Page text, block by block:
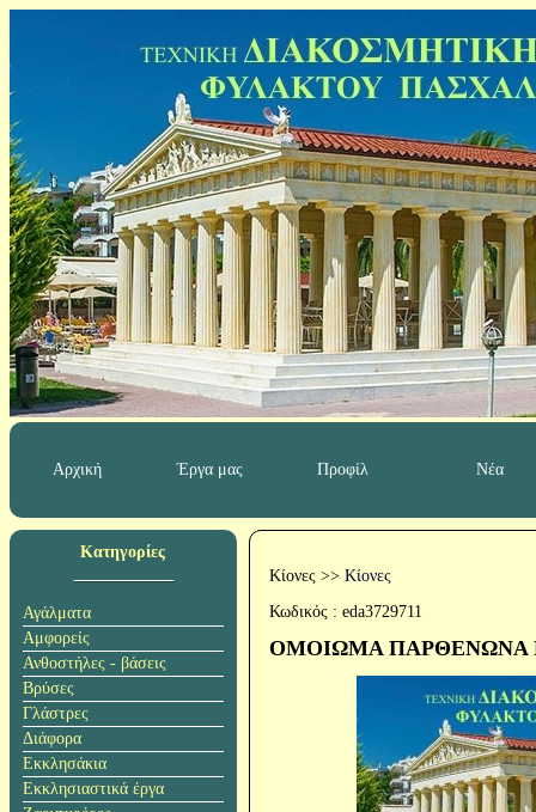
Αρχική Έργα μας Προφίλ Νέα
Κατηγορίες
Αγάλματα
Αμφορείς
Ανθοστήλες - βάσεις
Βρύσες
Γλάστρες
Διάφορα
Εκκλησάκια
Εκκλησιαστικά έργα
Κίονες >> Κίονες
Κωδικός : eda3729711
ΟΜΟΙΩΜΑ ΠΑΡΘΕΝΩΝΑ